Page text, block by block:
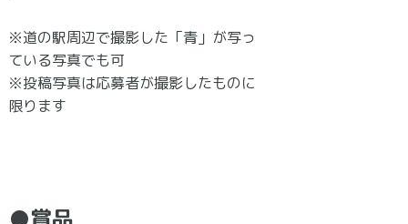
※道の駅周辺で撮影した「青」が写っ
ている写真でも可
※投稿写真は応募者が撮影したものに
限ります